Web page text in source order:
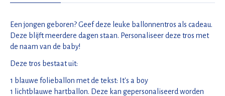
Een jongen geboren? Geef deze leuke ballonnentros als cadeau.
Deze blijft meerdere dagen staan. Personaliseer deze tros met
de naam van de baby!
Deze tros bestaat uit:
1 blauwe folieballon met de tekst: It's a boy
1 lichtblauwe hartballon. Deze kan gepersonaliseerd worden